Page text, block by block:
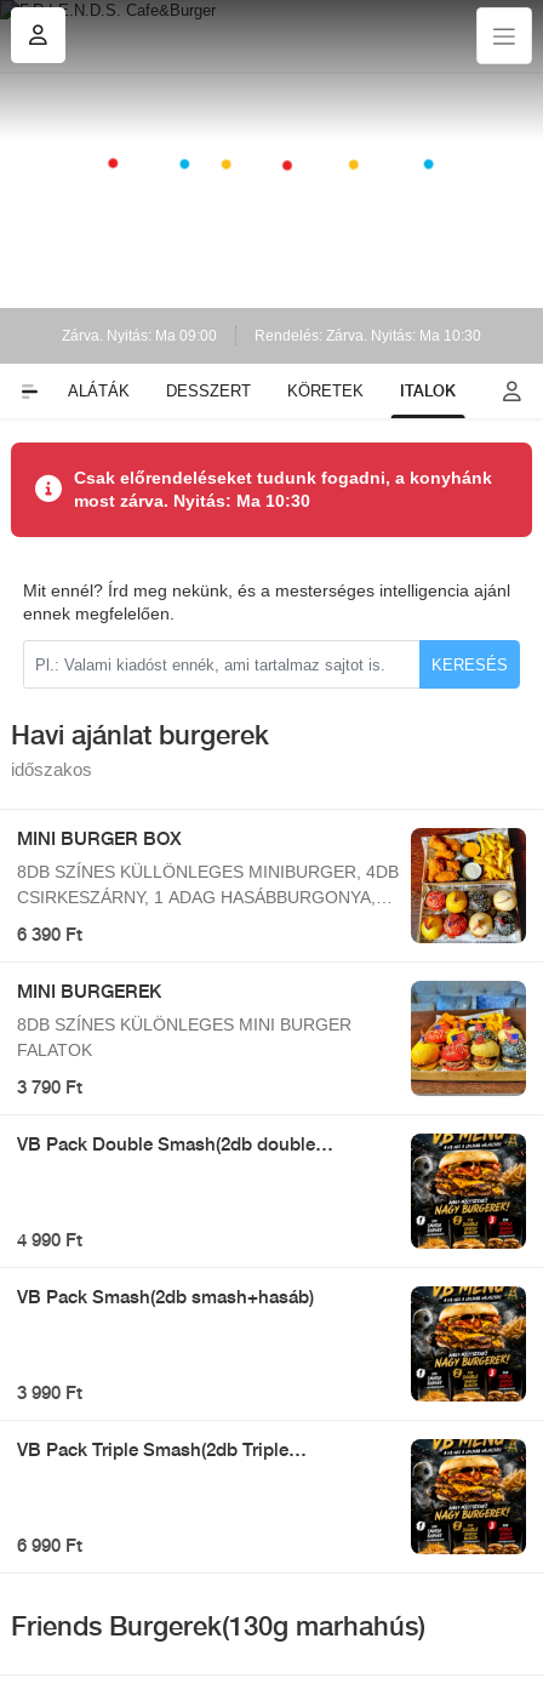
Zárva. Nyitás: Ma 09:00 Rendelés: Zárva. Nyitás: Ma 10:30
SALÁTÁK DESSZERT KÖRETEK ITALOK
Csak előrendeléseket tudunk fogadni, a konyhánk
most zárva. Nyitás: Ma 10:30
Mit ennél? Írd meg nekünk, és a mesterséges intelligencia ajánl
ennek megfelelően.
KERESÉS
Havi ajánlat burgerek
időszakos
MINI BURGER BOX
8DB SZÍNES KÜLLÖNLEGES MINIBURGER, 4DB
CSIRKESZÁRNY, 1 ADAG HASÁBBURGONYA,
6 390 Ft
MINI BURGEREK
8DB SZÍNES KÜLÖNLEGES MINI BURGER
FALATOK
3 790 Ft
VB Pack Double Smash(2db double
4 990 Ft
VB Pack Smash(2db smash+hasáb)
3 990 Ft
VB Pack Triple Smash(2db Triple
6 990 Ft
Friends Burgerek(130g marhahús)